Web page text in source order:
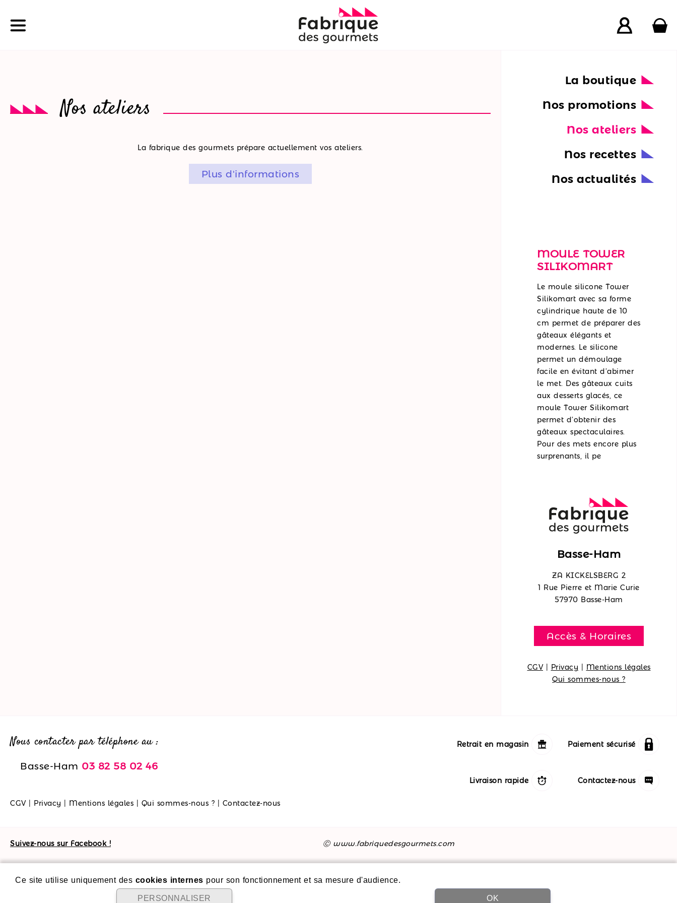
La
boutique
La boutique
Nos promotions
Nos ateliers
Nos recettes
Nos actualités
MOULE TOWER
SILIKOMART
Le moule silicone Tower
Silikomart avec sa forme
cylindrique haute de 10
cm permet de préparer des
gâteaux élégants et
modernes. Le silicone
permet un démoulage
facile en évitant d’abimer
le met. Des gâteaux cuits
aux desserts glacés, ce
moule Tower Silikomart
permet d’obtenir des
gâteaux spectaculaires.
Pour des mets encore plus
surprenants, il pe
Basse-Ham
ZA KICKELSBERG 2
1 Rue Pierre et Marie Curie
57970 Basse-Ham
Accès & Horaires
CGV| Privacy
Mentions légales
Qui sommes-nous ?
Nos ateliers
La fabrique des gourmets prépare actuellement vos ateliers.
Plus d'informations
Nous contacter par téléphone au :
Basse-Ham 03 82 58 02 46
CGV| Privacy Mentions légales Qui sommes-nous ? Contactez-nous
Retrait en magasin
Livraison rapide
Paiement sécurisé
Contactez-nous
Suivez-nous sur Facebook ! Ⓒ www.fabriquedesgourmets.com
Ce site utilise uniquement des cookies internes pour son fonctionnement et sa mesure d'audience.
PERSONNALISER OK